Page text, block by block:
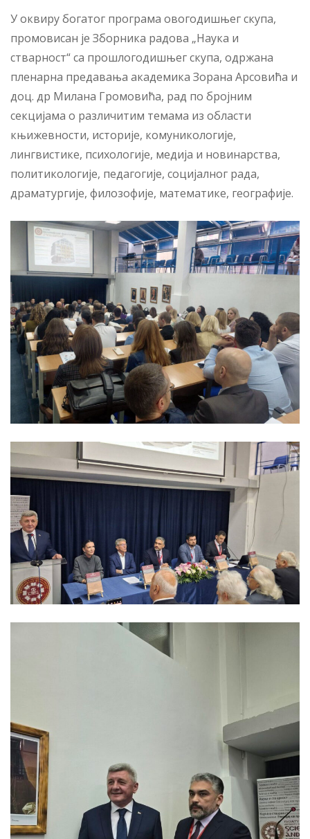
У оквиру богатог програма овогодишњег скупа,
промовисан je Зборника радова „Наука и
стварност“ са прошлогодишњег скупа, одржана
пленарна предавања академика Зорана Арсовића и
доц. др Милана Громовића, рад по бројним
секцијама о различитим темама из области
књижевности, историје, комуникологије,
лингвистике, психологије, медија и новинарства,
политикологије, педагогије, социјалног рада,
драматургије, филозофије, математике, географије.